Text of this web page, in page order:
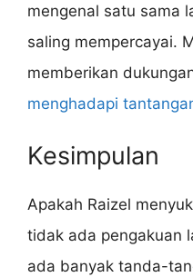
mengenal satu sama
saling mempercayai.
memberikan
menghadapi
Kesimpulan
Apakah Raizel
tidak ada pengakuan
ada banyak tanda-